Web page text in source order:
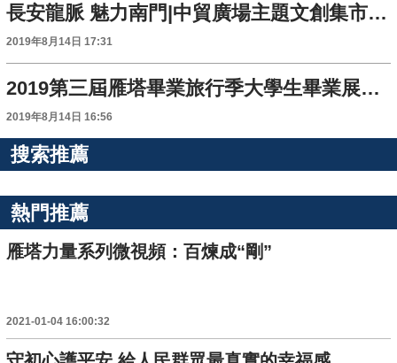
長安龍脈 魅力南門|中貿廣場主題文創集市開幕
2019年8月14日 17:31
2019第三屆雁塔畢業旅行季大學生畢業展演活動點燃西安盛夏
2019年8月14日 16:56
搜索推薦
熱門推薦
雁塔力量系列微視頻：百煉成“剛”
2021-01-04 16:00:32